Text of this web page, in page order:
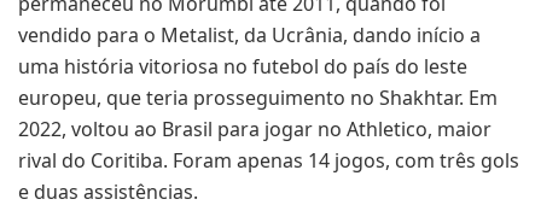
vendido para o Metalist, da Ucrânia, dando início a
uma história vitoriosa no futebol do país do leste
europeu, que teria prosseguimento no Shakhtar. Em
2022, voltou ao Brasil para jogar no Athletico, maior
rival do Coritiba. Foram apenas 14 jogos, com três gols
e duas assistências.